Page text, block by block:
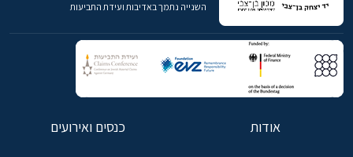
השנייה נתמך באדיבות ועידת התביעות
אודות כנסים ואירועים